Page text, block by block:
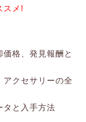
スメ!
格、発見報酬と
アクセサリーの全
タと入手方法